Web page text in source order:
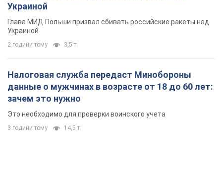
Украиной
Глава МИД Польши призвал сбивать российские ракеты над
Украиной
2 години тому 3,5 т.
Налоговая служба передаст Минобороны
данные о мужчинах в возрасте от 18 до 60 лет:
зачем это нужно
Это необходимо для проверки воинского учета
3 години тому 14,5 т.